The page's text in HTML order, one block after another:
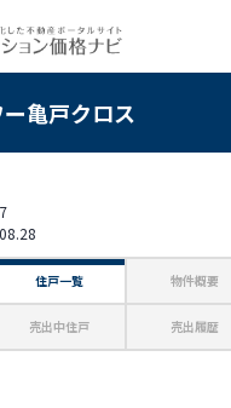
亀戸クロス
住戸一覧 物件概要
売出中住戸 売出履歴